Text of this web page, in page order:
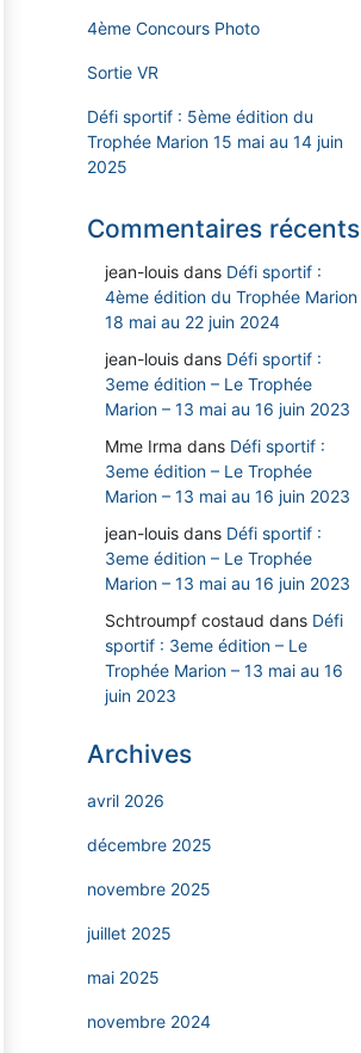
4ème Concours Photo
Sortie VR
Défi sportif : 5ème édition du
Trophée Marion 15 mai au 14 juin
2025
Commentaires récents
jean-louis dans Défi sportif :
4ème édition du Trophée Marion
18 mai au 22 juin 2024
jean-louis dans Défi sportif :
3eme édition – Le Trophée
Marion – 13 mai au 16 juin 2023
Mme Irma dans Défi sportif :
3eme édition – Le Trophée
Marion – 13 mai au 16 juin 2023
jean-louis dans Défi sportif :
3eme édition – Le Trophée
Marion – 13 mai au 16 juin 2023
Schtroumpf costaud dans Défi
sportif : 3eme édition – Le
Trophée Marion – 13 mai au 16
juin 2023
Archives
avril 2026
décembre 2025
novembre 2025
juillet 2025
mai 2025
novembre 2024